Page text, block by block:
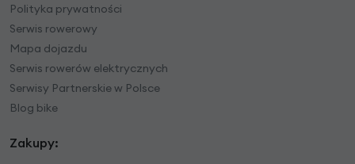
Polityka prywatności
Serwis rowerowy
Mapa dojazdu
Serwis rowerów elektrycznych
Serwisy Partnerskie w Polsce
Blog bike
Zakupy: